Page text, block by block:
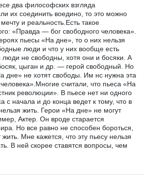
два философских взгляда
их соединить воедино, то это можно
и реальность.Есть такое
«Правда — бог свободного человека».
пьесы «На дне», то о них нельзя
люди и что у них вообще есть
люди не свободны, хотя они и босяки. А
цыган и др. — герой свободный. Но
дне» не хотят свободы. Им нс нужна эта
считали, что пьеса «На
революции». В пьесе нет ни одного
с начала и до конца ведет к тому, что в
жить. Герои «На дне» не могут
Актер. Он вроде старается
Но все равно не способен бороться,
Мне кажется, что эту пьесу нельзя
В ней скорее ставятся вопросы, чем